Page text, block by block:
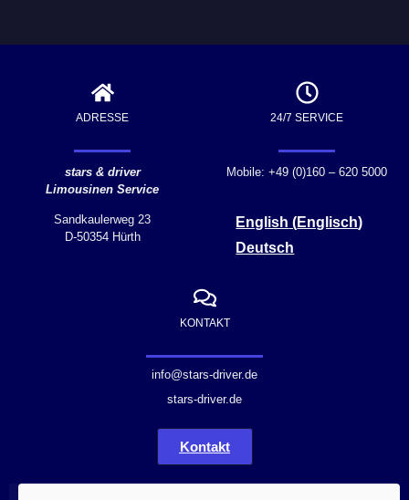
ADRESSE
stars & driver
Limousinen Service
Sandkaulerweg 23
D-50354 Hürth
24/7 SERVICE
Mobile: +49 (0)160 – 620 5000
English (Englisch)
Deutsch
KONTAKT
info@stars-driver.de
stars-driver.de
Kontakt